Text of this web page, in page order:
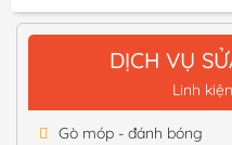
từ
đến
DỊCH VỤ
Linh
Gò móp - đánh bóng